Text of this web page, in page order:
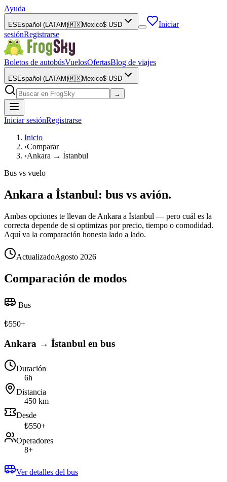
Ayuda
ES Español (LATAM)🇲🇽Mexico$ USD
Iniciar
sesiónRegistrarse
Boletos de autobúsVuelosOfertasBlog de viajes
ES Español (LATAM)🇲🇽Mexico$ USD
→
Iniciar sesiónRegistrarse
Inicio
›Comparar
›Ankara → İstanbul
Bus vs vuelo
Ankara a İstanbul: bus vs avión.
Ambas opciones te llevan de Ankara a İstanbul — pero cuál es la
correcta depende de si optimizas por precio, tiempo o comodidad.
Aquí va la comparación honesta lado a lado.
ActualizadoAgosto 2026
Comparación de modos
Bus
₺550+
Ankara → İstanbul en bus
Duración
6h
Distancia
450 km
Desde
₺550+
Operadores
8+
Ver detalles del bus